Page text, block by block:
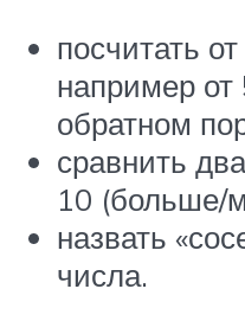
посчитать
например
обратном
сравнить
10 (больше/
назвать
числа.